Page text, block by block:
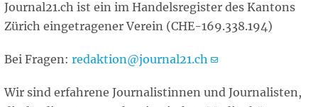
Journal21.ch ist ein im Handelsregister des Kantons
Zürich eingetragener Verein (CHE-169.338.194)
Bei Fragen: redaktion@journal21.ch
Wir sind erfahrene Journalistinnen und Journalisten,